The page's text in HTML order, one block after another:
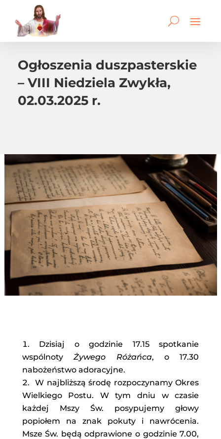
Ogłoszenia duszpasterskie
– VIII Niedziela Zwykła,
02.03.2025 r.
Dzisiaj o godzinie 17.15 spotkanie
wspólnotyŻywego Różańca, o 17.30
nabożeństwo adoracyjne.
W najbliższą środę rozpoczynamy Okres
Wielkiego Postu. W tym dniu w czasie
każdej Mszy Św. posypujemy głowy
popiołem na znak pokuty i nawrócenia.
Msze Św. będą odprawione o godzinie 7.00,